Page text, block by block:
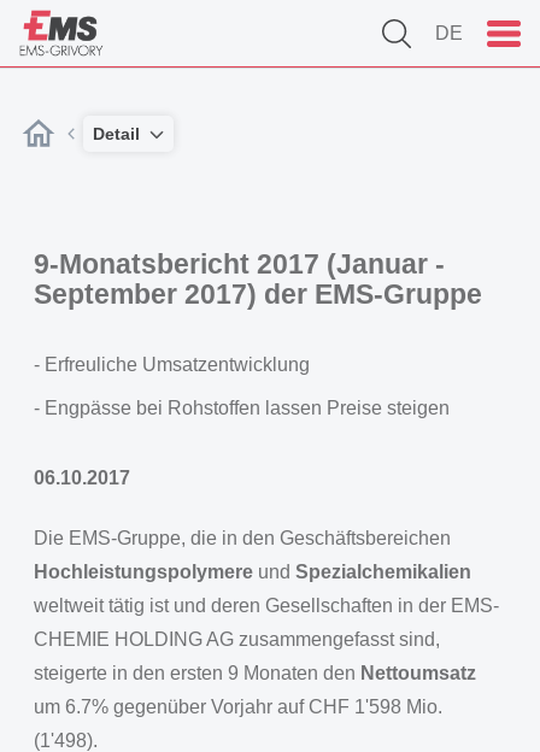
DE
Detail
9-Monatsbericht 2017 (Januar -
September 2017) der EMS-Gruppe
- Erfreuliche Umsatzentwicklung
- Engpässe bei Rohstoffen lassen Preise steigen
06.10.2017
Die EMS-Gruppe, die in den Geschäftsbereichen
Hochleistungspolymere und Spezialchemikalien
weltweit tätig ist und deren Gesellschaften in der EMS-
CHEMIE HOLDING AG zusammengefasst sind,
steigerte in den ersten 9 Monaten den Nettoumsatz
um 6.7% gegenüber Vorjahr auf CHF 1'598 Mio.
(1'498).